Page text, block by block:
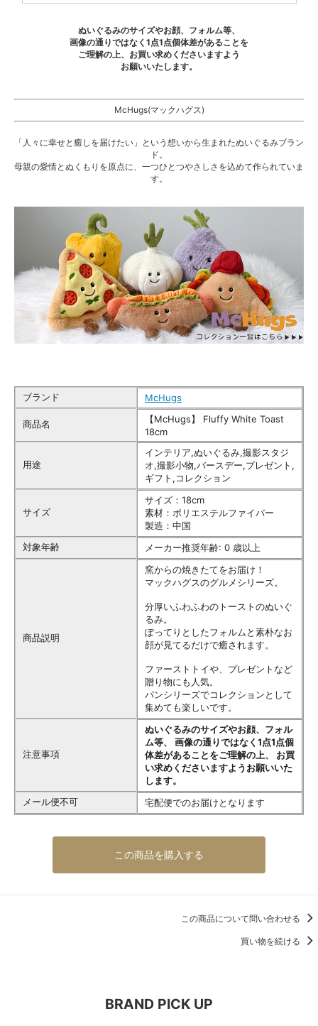
ぬいぐるみのサイズやお顔、フォルム等、
画像の通りではなく1点1点個体差があることを
ご理解の上、お買い求めくださいますよう
お願いいたします。
McHugs(マックハグス)
「人々に幸せと癒しを届けたい」という想いから生まれたぬいぐるみブラン
ド。
母親の愛情とぬくもりを原点に、一つひとつやさしさを込めて作られていま
す。
ブランド McHugs
商品名
【McHugs】 Fluffy White Toast
18cm
用途
インテリア,ぬいぐるみ,撮影スタジ
オ,撮影小物,バースデー,プレゼント,
ギフト,コレクション
サイズ
サイズ：18cm
素材：ポリエステルファイバー
製造：中国
対象年齢
メーカー推奨年齢: 0 歳以上
商品説明
窯からの焼きたてをお届け！
マックハグスのグルメシリーズ。
分厚いふわふわのトーストのぬいぐ
るみ。
ぽってりとしたフォルムと素朴なお
顔が見てるだけで癒されます。
ファーストトイや、プレゼントなど
贈り物にも人気。
パンシリーズでコレクションとして
集めても楽しいです。
注意事項
ぬいぐるみのサイズやお顔、フォル
ム等、 画像の通りではなく1点1点個
体差があることをご理解の上、 お買
い求めくださいますようお願いいた
します。
メール便不可
宅配便でのお届けとなります
この商品を購入する
この商品について問い合わせる
買い物を続ける
BRAND PICK UP